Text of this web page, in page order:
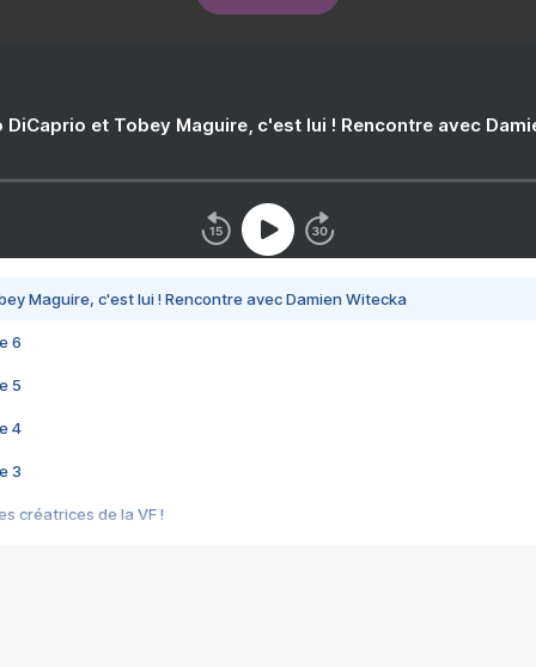
DiCaprio et Tobey Maguire, c'est lui ! Rencontre avec
Maguire, c'est lui ! Rencontre avec Damien Witecka
6
5
4
3
créatrices de la VF !